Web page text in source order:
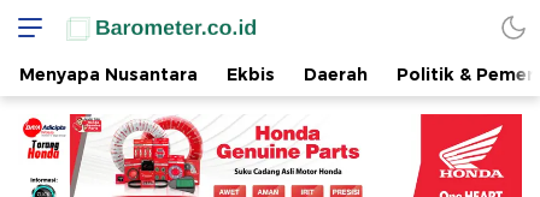
Menyapa Nusantara Ekbis Daerah Politik &